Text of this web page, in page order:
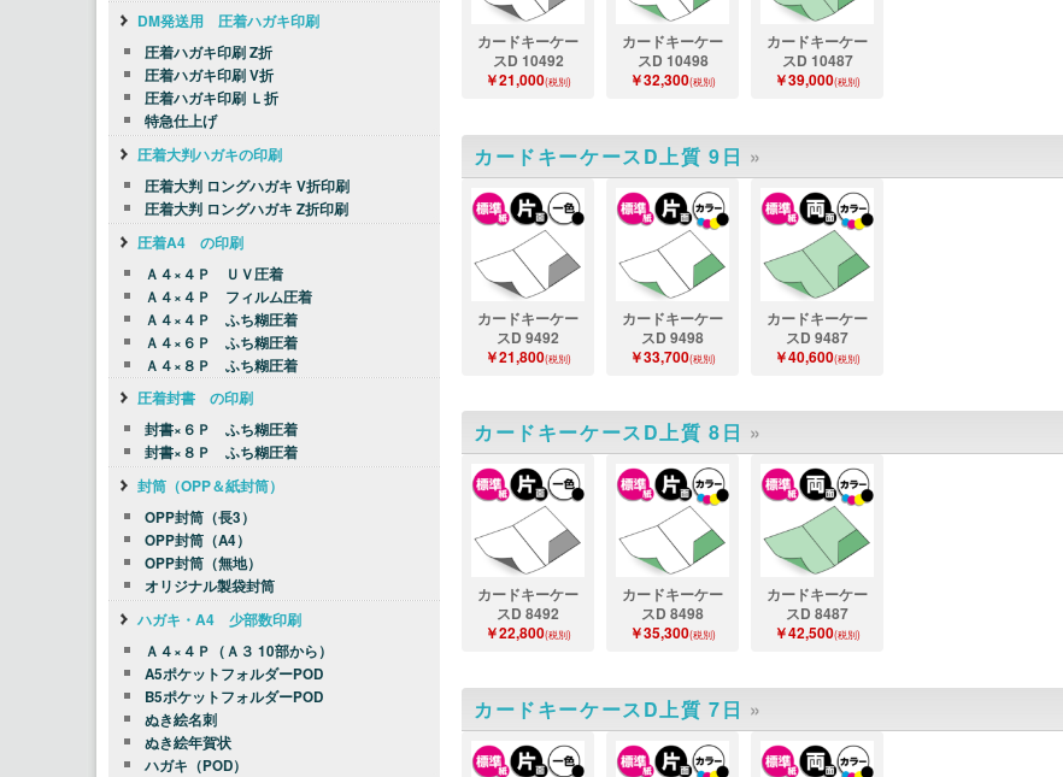
カードキーケー
スD 10492
￥21,000(税別)
カードキーケー
スD 10498
￥32,300(税別)
カードキーケー
スD 10487
￥39,000(税別)
カードキーケースD上質 9日 »
カードキーケー
スD 9492
￥21,800(税別)
カードキーケー
スD 9498
￥33,700(税別)
カードキーケー
スD 9487
￥40,600(税別)
カードキーケースD上質 8日 »
カードキーケー
スD 8492
￥22,800(税別)
カードキーケー
スD 8498
￥35,300(税別)
カードキーケー
スD 8487
￥42,500(税別)
カードキーケースD上質 7日 »
DM発送用 圧着ハガキ印刷
圧着ハガキ印刷 Z折
圧着ハガキ印刷 V折
圧着ハガキ印刷 Ｌ折
特急仕上げ
圧着大判ハガキの印刷
圧着大判 ロングハガキ V折印刷
圧着大判 ロングハガキ Z折印刷
圧着A4 の印刷
Ａ４×４Ｐ ＵＶ圧着
Ａ４×４Ｐ フィルム圧着
Ａ４×４Ｐ ふち糊圧着
Ａ４×６Ｐ ふち糊圧着
Ａ４×８Ｐ ふち糊圧着
圧着封書 の印刷
封書×６Ｐ ふち糊圧着
封書×８Ｐ ふち糊圧着
封筒（OPP＆紙封筒）
OPP封筒（長3）
OPP封筒（A4）
OPP封筒（無地）
オリジナル製袋封筒
ハガキ・A4 少部数印刷
Ａ４×４Ｐ（Ａ３ 10部から）
A5ポケットフォルダーPOD
B5ポケットフォルダーPOD
ぬき絵名刺
ぬき絵年賀状
ハガキ（POD）